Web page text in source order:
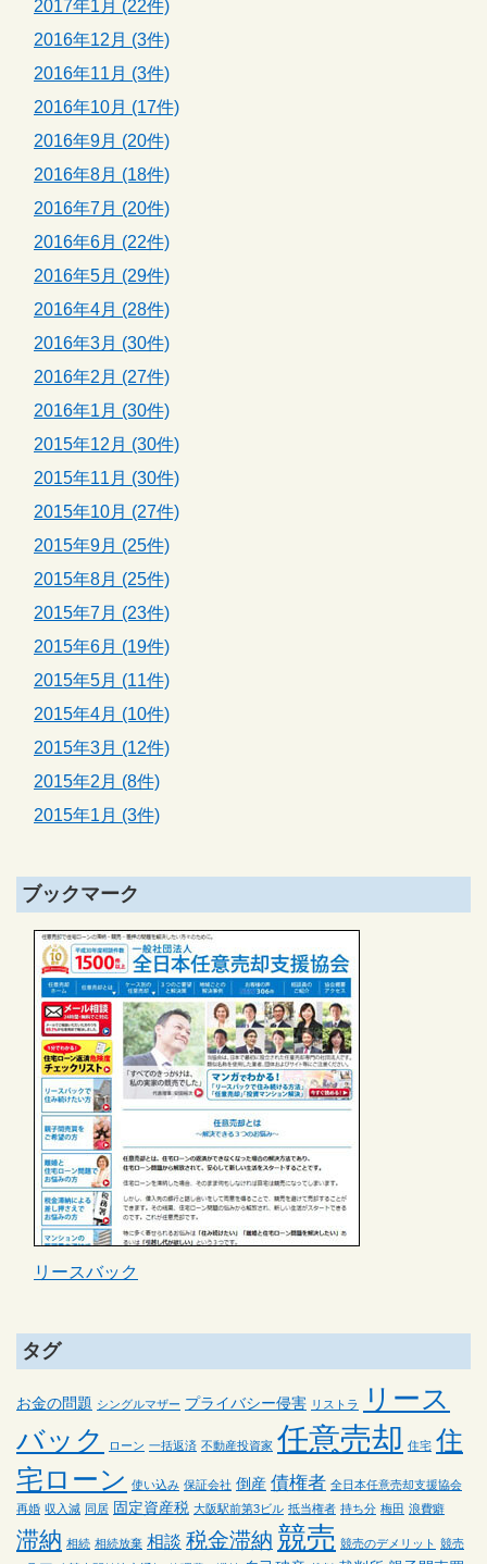
2017年1月 (22件)
2016年12月 (3件)
2016年11月 (3件)
2016年10月 (17件)
2016年9月 (20件)
2016年8月 (18件)
2016年7月 (20件)
2016年6月 (22件)
2016年5月 (29件)
2016年4月 (28件)
2016年3月 (30件)
2016年2月 (27件)
2016年1月 (30件)
2015年12月 (30件)
2015年11月 (30件)
2015年10月 (27件)
2015年9月 (25件)
2015年8月 (25件)
2015年7月 (23件)
2015年6月 (19件)
2015年5月 (11件)
2015年4月 (10件)
2015年3月 (12件)
2015年2月 (8件)
2015年1月 (3件)
ブックマーク
リースバック
タグ
お金の問題 シングルマザー プライバシー侵害 リストラ
リース
バック
ローン 一括返済 不動産投資家 任意売却 住宅 住
宅ローン 使い込み 保証会社 倒産 債権者 全日本任意売却支援協会
再婚 収入減 同居 固定資産税 大阪駅前第3ビル 抵当権者 持ち分 梅田 浪費癖
滞納 相続 相続放棄 相談 税金滞納 競売 競売のデメリット 競売